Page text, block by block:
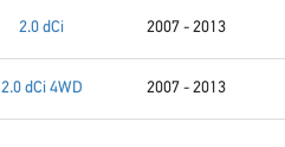
2.0 dCi 2007 - 2013
2.0 dCi 4WD 2007 - 2013